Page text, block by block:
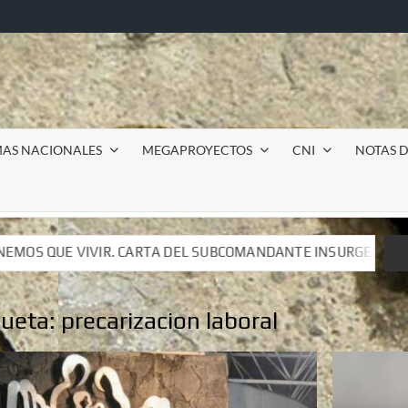
NACIONALES MEGAPROYECTOS CNI NOTAS
INSURGENTE MOISÉS A LUIS DE TAVIRA
INSURGENTE MOISÉS A LUIS DE TAVIRA
precarizacion laboral